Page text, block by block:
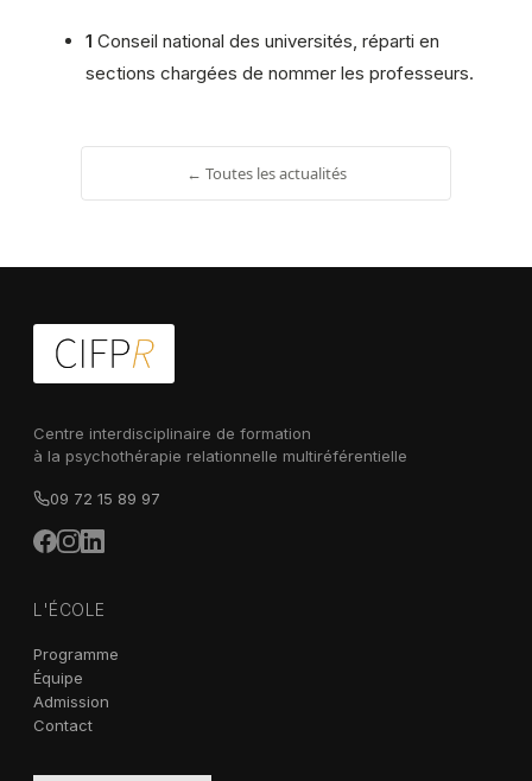
1 Conseil national des universités, réparti en
sections chargées de nommer les professeurs.
← Toutes les actualités
Centre interdisciplinaire de formation
à la psychothérapie relationnelle multiréférentielle
09 72 15 89 97
L'ÉCOLE
Programme
Équipe
Admission
Contact